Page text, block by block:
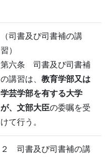
（司書及び司書補の講
習）
第六条 司書及び司書補
の講習は、 教育学部又は
学芸学部を有する大学
が、文部大臣の委嘱を受
けて行う。
２ 司書及び司書補の講